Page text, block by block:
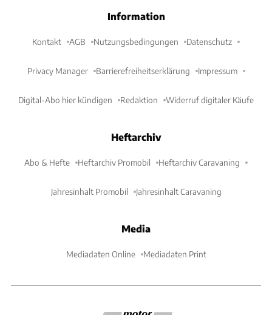
Information
Kontakt AGB Nutzungsbedingungen Datenschutz
Privacy Manager Barrierefreiheitserklärung Impressum
Digital-Abo hier kündigen Redaktion Widerruf digitaler Käufe
Heftarchiv
Abo & Hefte Heftarchiv Promobil Heftarchiv Caravaning
Jahresinhalt Promobil Jahresinhalt Caravaning
Media
Mediadaten Online Mediadaten Print